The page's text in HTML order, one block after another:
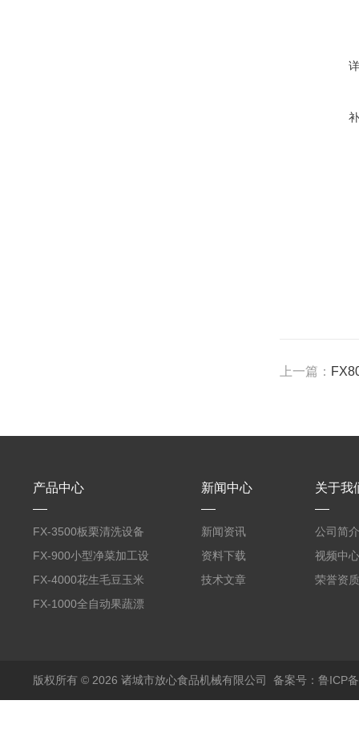
上一篇：
产品中心
FX-3500板栗清洗设备
全自动气泡清洗机
FX-900小型净菜加工设
备野菜清洗机
FX-4000花生毛豆玉米
蒸煮漂烫机
FX-1000全自动果蔬漂
新闻中心
新闻资讯
资料下载
技术文章
关于我
公司简介
视频中心
荣誉资质
版权所有 © 2026 诸城市放心食品机械有限公司 备案号：鲁ICP